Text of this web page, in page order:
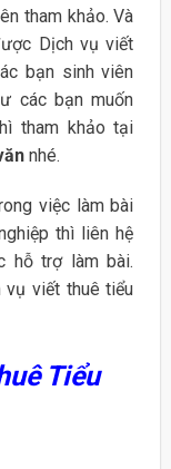
tham khảo. Và
Dịch vụ viết
bạn sinh viên
các bạn muốn
tham khảo tại
nhé.
việc làm bài
thì liên hệ
hỗ trợ làm bài.
vụ viết thuê tiểu
Tiểu